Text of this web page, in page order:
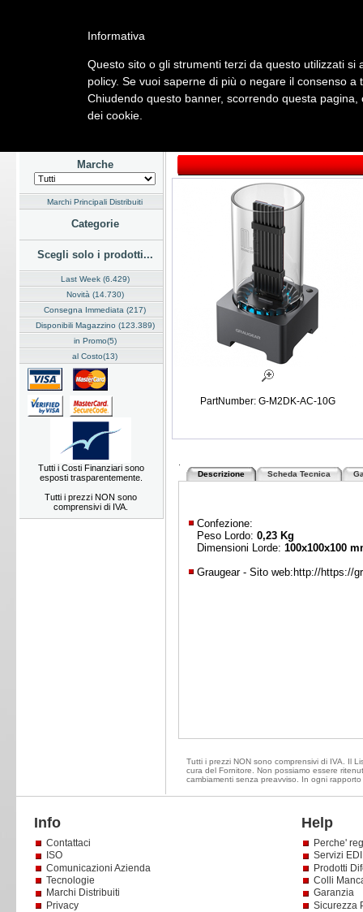
Listino Marchi Dati Cliente Servizi Company
Software Fotografia Telefonia Audio Video
Marche
Marchi Principali Distribuiti
Categorie
Scegli solo i prodotti...
Last Week (6.429)
Novità (14.730)
Consegna Immediata (217)
Disponibili Magazzino (123.389)
in Promo(5)
al Costo(13)
Tutti i Costi Finanziari sono
esposti trasparentemente.
Tutti i prezzi NON sono
comprensivi di IVA.
PartNumber: G-M2DK-AC-10G
Descrizione Scheda Tecnica
Confezione:
Peso Lordo: 0,23 Kg
Dimensioni Lorde: 100x100x100
Graugear - Sito web: http://https://
Tutti i prezzi NON sono comprensivi di IVA. Il
cura del Fornitore. Non possiamo essere
cambiamenti senza preavviso. In ogni
Info Help
Contattaci
ISO
Comunicazioni Azienda
Tecnologie
Marchi Distribuiti
Privacy
Perche'
Servizi
Prodotti
Colli
Garanzia
Sicurezza
Informativa
Questo sito o gli strumenti terzi da questo utilizzati
policy. Se vuoi saperne di più o negare il consenso
Chiudendo questo banner, scorrendo questa
dei cookie.